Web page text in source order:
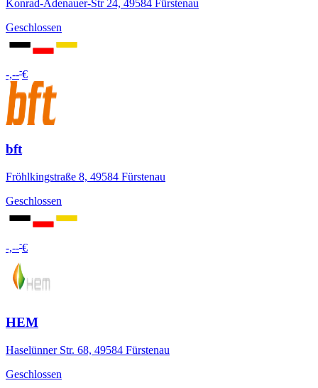
Konrad-Adenauer-Str 24, 49584 Fürstenau
Geschlossen
-,---€
bft
Fröhlkingstraße 8, 49584 Fürstenau
Geschlossen
-,---€
HEM
Haselünner Str. 68, 49584 Fürstenau
Geschlossen